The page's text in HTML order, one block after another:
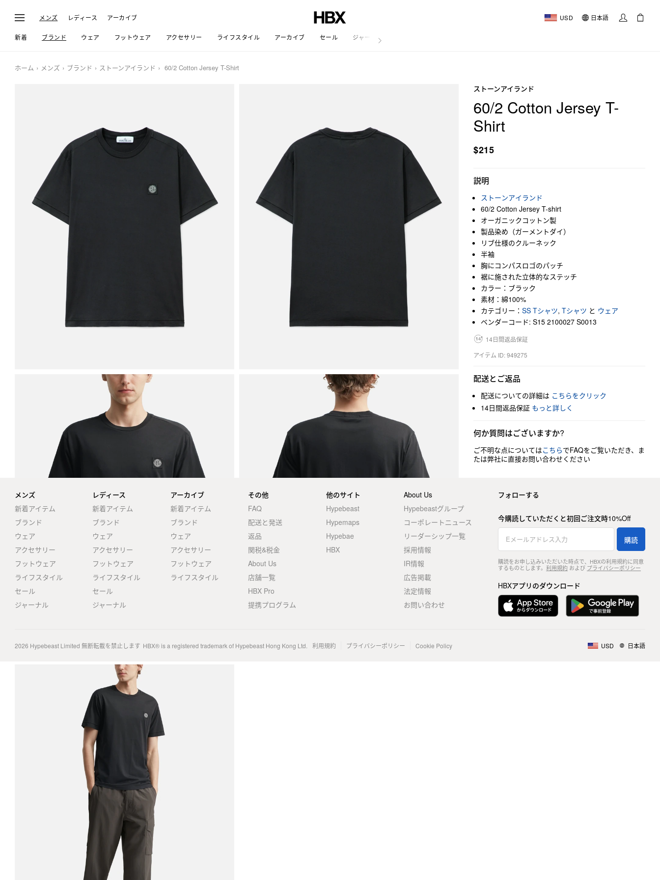
メンズ レディース アーカイブ USD 日本語
新着 ブランド ウェア フットウェア アクセサリー ライフスタイル アーカイブ セール ジャーナル
ホーム メンズ ブランド ストーンアイランド 60/2 Cotton Jersey T-Shirt
ストーンアイランド
60/2 Cotton Jersey T-
Shirt
$215
説明
ストーンアイランド
60/2 Cotton Jersey T-shirt
オーガニックコットン製
製品染め（ガーメントダイ）
リブ仕様のクルーネック
半袖
胸にコンパスロゴのパッチ
裾に施された立体的なステッチ
カラー：ブラック
素材：綿100%
カテゴリー： SS Tシャツ, Tシャツ と ウェア
ベンダーコード: S15 2100027 S0013
14日間返品保証
アイテム ID: 949275
配送とご返品
配送についての詳細は こちらをクリック
14日間返品保証 もっと詳しく
何か質問はございますか?
ご不明な点についてはこちらでFAQをご覧いただき、ま
たは弊社に直接お問い合わせください
メンズ
新着アイテム
ブランド
ウェア
アクセサリー
フットウェア
ライフスタイル
セール
ジャーナル
レディース
新着アイテム
ブランド
ウェア
アクセサリー
フットウェア
ライフスタイル
セール
ジャーナル
アーカイブ
新着アイテム
ブランド
ウェア
アクセサリー
フットウェア
ライフスタイル
その他
FAQ
配送と発送
返品
関税&税金
About Us
店舗一覧
HBX Pro
提携プログラム
他のサイト
Hypebeast
Hypemaps
Hypebae
HBX
About Us
Hypebeastグループ
コーポレートニュース
リーダーシップ一覧
採用情報
IR情報
広告掲載
法定情報
お問い合わせ
フォローする
今購読していただくと初回ご注文時10%Off
購読
購読をお申し込みいただいた時点で、HBXの利用規約に同意
するものとします。 利用規約および プライバシーポリシー
HBXアプリのダウンロード
2026 Hypebeast Limited 無断転載を禁止します HBX® is a registered trademark of Hypebeast Hong Kong Ltd. 利用規約 プライバシーポリシー Cookie Policy USD 日本語